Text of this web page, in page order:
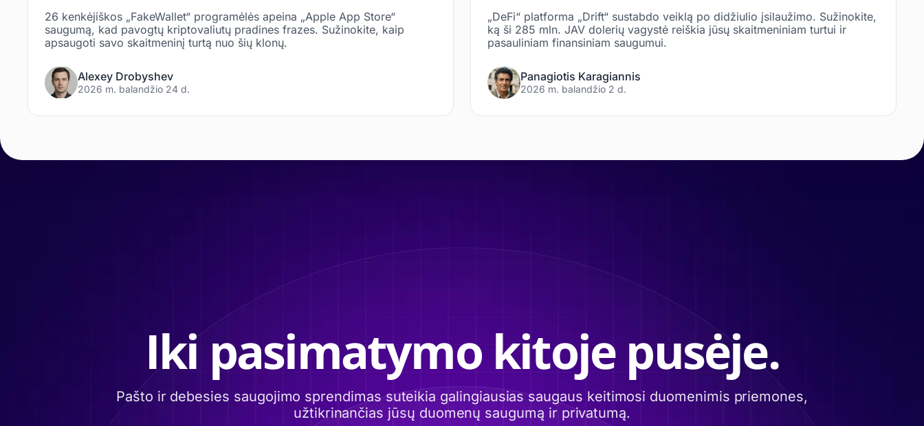
26 kenkėjiškos „FakeWallet“ programėlės apeina „Apple App Store“
saugumą, kad pavogtų kriptovaliutų pradines frazes. Sužinokite, kaip
apsaugoti savo skaitmeninį turtą nuo šių klonų.
Alexey Drobyshev
2026 m. balandžio 24 d.
„DeFi“ platforma „Drift“ sustabdo veiklą po didžiulio įsilaužimo. Sužinokite,
ką ši 285 mln. JAV dolerių vagystė reiškia jūsų skaitmeniniam turtui ir
pasauliniam finansiniam saugumui.
Panagiotis Karagiannis
2026 m. balandžio 2 d.
Iki pasimatymo kitoje pusėje.
Pašto ir debesies saugojimo sprendimas suteikia galingiausias saugaus keitimosi duomenimis priemones,
užtikrinančias jūsų duomenų saugumą ir privatumą.